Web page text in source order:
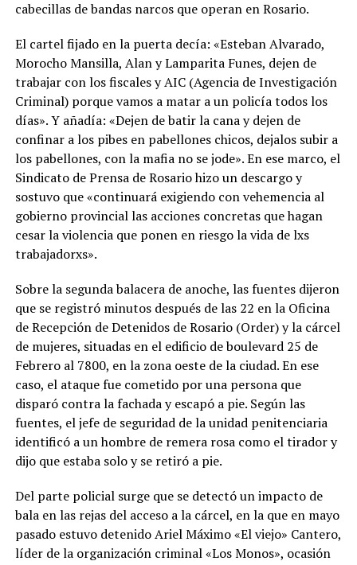
cabecillas de bandas narcos que operan en Rosario.
El cartel fijado en la puerta decía: «Esteban Alvarado,
Morocho Mansilla, Alan y Lamparita Funes, dejen de
trabajar con los fiscales y AIC (Agencia de Investigación
Criminal) porque vamos a matar a un policía todos los
días». Y añadía: «Dejen de batir la cana y dejen de
confinar a los pibes en pabellones chicos, dejalos subir a
los pabellones, con la mafia no se jode». En ese marco, el
Sindicato de Prensa de Rosario hizo un descargo y
sostuvo que «continuará exigiendo con vehemencia al
gobierno provincial las acciones concretas que hagan
cesar la violencia que ponen en riesgo la vida de lxs
trabajadorxs».
Sobre la segunda balacera de anoche, las fuentes dijeron
que se registró minutos después de las 22 en la Oficina
de Recepción de Detenidos de Rosario (Order) y la cárcel
de mujeres, situadas en el edificio de boulevard 25 de
Febrero al 7800, en la zona oeste de la ciudad. En ese
caso, el ataque fue cometido por una persona que
disparó contra la fachada y escapó a pie. Según las
fuentes, el jefe de seguridad de la unidad penitenciaria
identificó a un hombre de remera rosa como el tirador y
dijo que estaba solo y se retiró a pie.
Del parte policial surge que se detectó un impacto de
bala en las rejas del acceso a la cárcel, en la que en mayo
pasado estuvo detenido Ariel Máximo «El viejo» Cantero,
líder de la organización criminal «Los Monos», ocasión